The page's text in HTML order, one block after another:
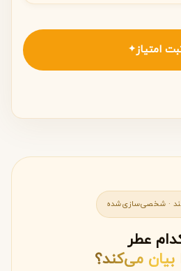
امتیاز ✦
· شخصی‌سازی‌شده
عطر
بیان می‌کند؟